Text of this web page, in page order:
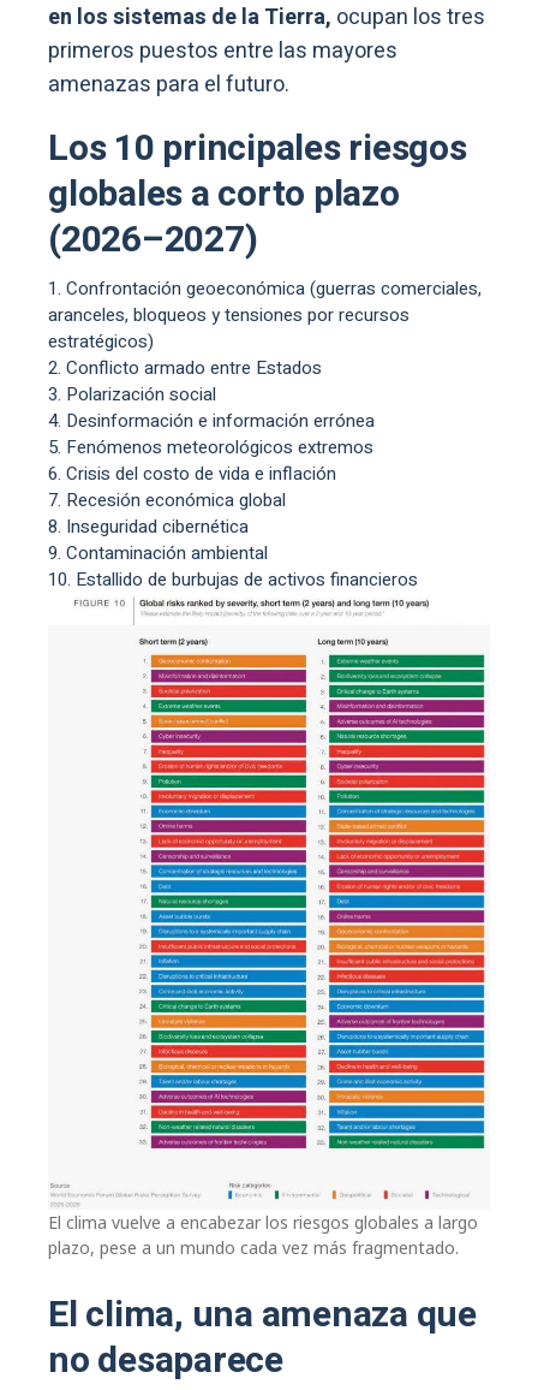
en los sistemas de la Tierra, ocupan los tres
primeros puestos entre las mayores
amenazas para el futuro.
Los 10 principales riesgos
globales a corto plazo
(2026–2027)
Confrontación geoeconómica (guerras comerciales,
aranceles, bloqueos y tensiones por recursos
estratégicos)
Conflicto armado entre Estados
Polarización social
Desinformación e información errónea
Fenómenos meteorológicos extremos
Crisis del costo de vida e inflación
Recesión económica global
Inseguridad cibernética
Contaminación ambiental
Estallido de burbujas de activos financieros
El clima vuelve a encabezar los riesgos globales a largo
plazo, pese a un mundo cada vez más fragmentado.
El clima, una amenaza que
no desaparece